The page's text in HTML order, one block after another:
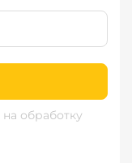
на обработку